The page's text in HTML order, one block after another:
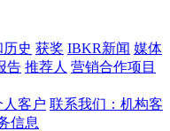
史 获奖 IBKR新闻 媒体
告 推荐人 营销合作项目
客户 联系我们：机构客
信息